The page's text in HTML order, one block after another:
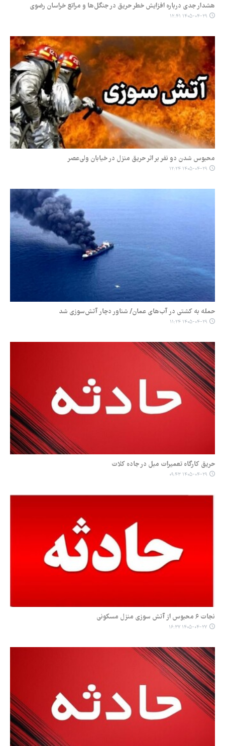
هشدار جدی درباره افزایش خطر حریق در جنگل‌ها و مراتع خراسان رضوی
۱۴۰۵-۰۴-۲۹ ۱۲:۴۱
محبوس شدن دو نفر بر اثر حریق منزل در خیابان ولی‌عصر
۱۴۰۵-۰۴-۲۹ ۱۲:۲۴
حمله به کشتی در آب‌های عمان/ شناور دچار آتش‌سوزی شد
۱۴۰۵-۰۴-۲۹ ۱۱:۲۴
حریق کارگاه تعمیرات مبل در جاده کلات
۱۴۰۵-۰۴-۲۹ ۰۹:۴۳
نجات ۶ محبوس از آتش سوزی منزل مسکونی
۱۴۰۵-۰۴-۲۷ ۱۶:۳۷